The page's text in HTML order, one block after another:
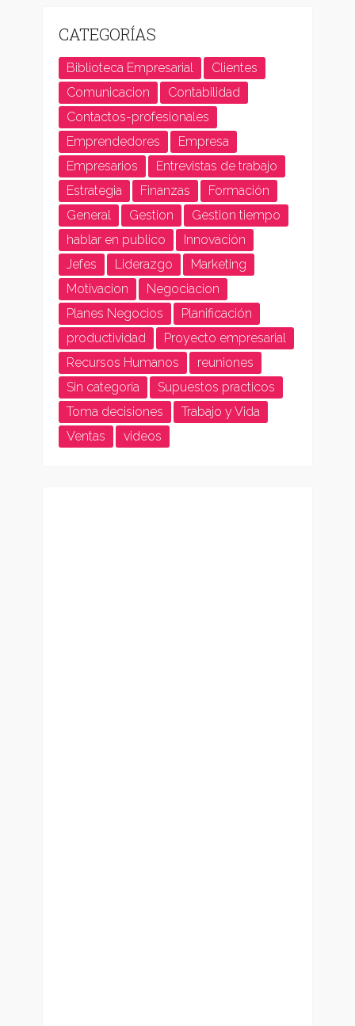
CATEGORÍAS
Biblioteca Empresarial
Clientes
Comunicacion
Contabilidad
Contactos-profesionales
Emprendedores
Empresa
Empresarios
Entrevistas de trabajo
Estrategia
Finanzas
Formación
General
Gestion
Gestion tiempo
hablar en publico
Innovación
Jefes
Liderazgo
Marketing
Motivacion
Negociacion
Planes Negocios
Planificación
productividad
Proyecto empresarial
Recursos Humanos
reuniones
Sin categoría
Supuestos practicos
Toma decisiones
Trabajo y Vida
Ventas
videos